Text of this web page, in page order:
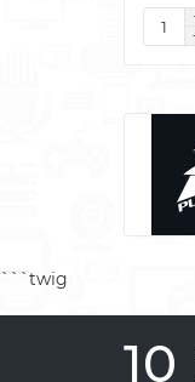
```twig
10